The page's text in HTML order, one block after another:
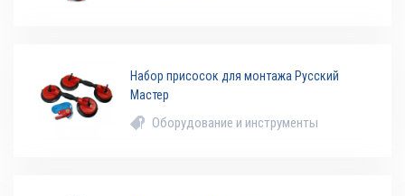
Набор присосок для монтажа Русский
Мастер
Оборудование и инструменты